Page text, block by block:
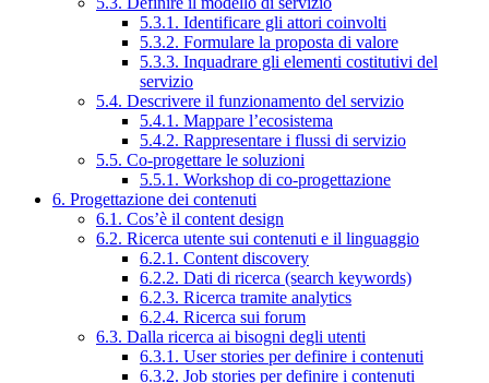
5.3.1. Identificare gli attori coinvolti
5.3.2. Formulare la proposta di valore
5.3.3. Inquadrare gli elementi costitutivi del
servizio
5.4. Descrivere il funzionamento del servizio
5.4.1. Mappare l’ecosistema
5.4.2. Rappresentare i flussi di servizio
5.5. Co-progettare le soluzioni
5.5.1. Workshop di co-progettazione
6. Progettazione dei contenuti
6.1. Cos’è il content design
6.2. Ricerca utente sui contenuti e il linguaggio
6.2.1. Content discovery
6.2.2. Dati di ricerca (search keywords)
6.2.3. Ricerca tramite analytics
6.2.4. Ricerca sui forum
6.3. Dalla ricerca ai bisogni degli utenti
6.3.1. User stories per definire i contenuti
6.3.2. Job stories per definire i contenuti